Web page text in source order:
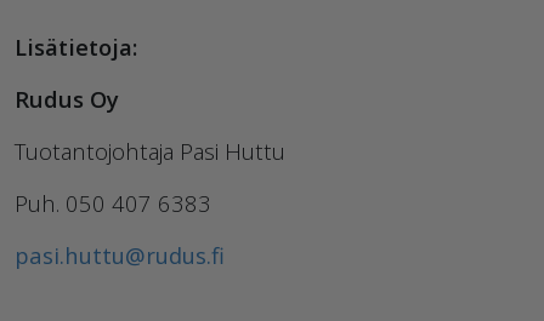
Lisätietoja:
Rudus Oy
Tuotantojohtaja Pasi Huttu
Puh. 050 407 6383
pasi.huttu@rudus.fi